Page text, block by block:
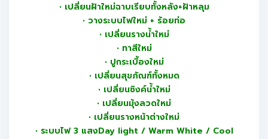
• เปลี่ยนฝ้าใหม่ฉาบเรียบทั้งหลัง+ฝ้าหลุม
• วางระบบไฟใหม่ + ร้อยท่อ
• เปลี่ยนรางน้ำใหม่
• ทาสีใหม่
• ปูกระเบื้องใหม่
• เปลี่ยนสุขภัณฑ์ทั้งหมด
• เปลี่ยนซิงค์น้ำใหม่
• เปลี่ยนมุ้งลวดใหม่
• เปลี่ยนรางหน้าต่างใหม่
• ระบบไฟ 3 แสงDay light / Warm White / Cool